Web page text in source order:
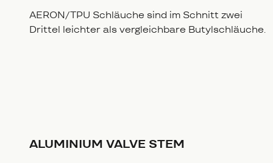
AERON/TPU Schläuche sind im Schnitt zwei
Drittel leichter als vergleichbare Butylschläuche.
ALUMINIUM VALVE STEM